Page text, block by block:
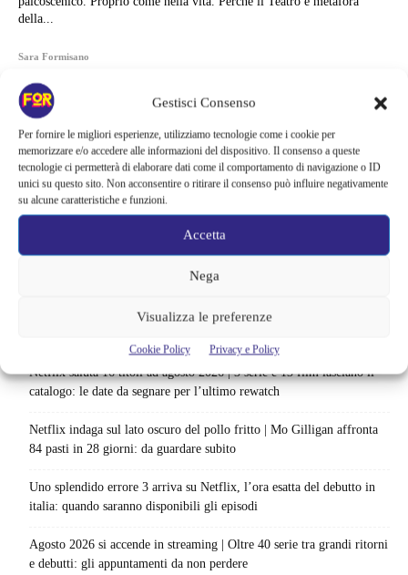
Gestisci Consenso
Per fornire le migliori esperienze, utilizziamo tecnologie come i cookie per
memorizzare e/o accedere alle informazioni del dispositivo. Il consenso a queste
tecnologie ci permetterà di elaborare dati come il comportamento di navigazione o ID
unici su questo sito. Non acconsentire o ritirare il consenso può influire negativamente
su alcune caratteristiche e funzioni.
Accetta
Nega
Visualizza le preferenze
Cookie Policy Privacy e Policy
della...
Sara Formisano
Netflix saluta 16 titoli ad agosto 2026 | 3 serie e 13 film lasciano il
catalogo: le date da segnare per l’ultimo rewatch
Netflix indaga sul lato oscuro del pollo fritto | Mo Gilligan affronta
84 pasti in 28 giorni: da guardare subito
Uno splendido errore 3 arriva su Netflix, l’ora esatta del debutto in
italia: quando saranno disponibili gli episodi
Agosto 2026 si accende in streaming | Oltre 40 serie tra grandi ritorni
e debutti: gli appuntamenti da non perdere